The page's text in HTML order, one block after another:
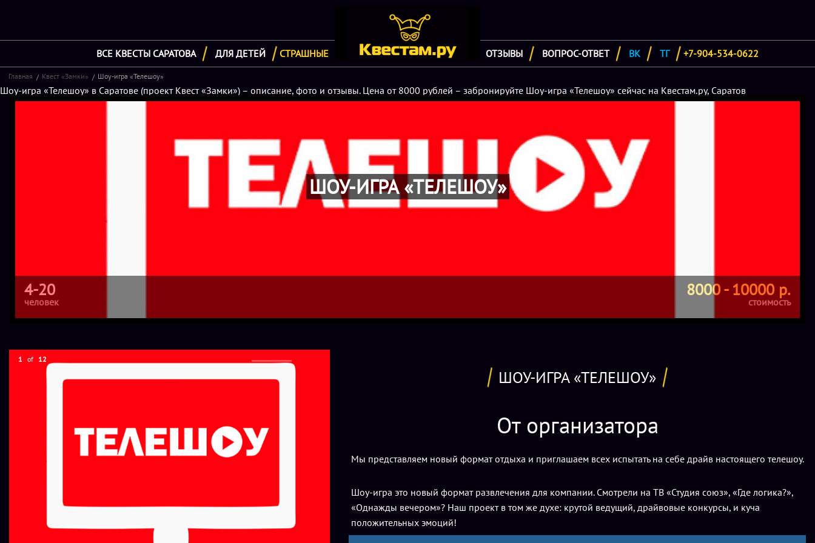
ВСЕ КВЕСТЫ САРАТОВА ДЛЯ ДЕТЕЙ СТРАШНЫЕ ОТЗЫВЫ ВОПРОС-ОТВЕТ ВК ТГ +7-904-534-0622
Главная Квест «Замки» Шоу-игра «Телешоу»
Шоу-игра «Телешоу» в Саратове (проект Квест «Замки») – описание, фото и отзывы. Цена от 8000 рублей – забронируйте Шоу-игра «Телешоу» сейчас на Квестам.ру, Саратов
ШОУ-ИГРА «ТЕЛЕШОУ»
4-20
человек
8000 - 10000 р.
стоимость
1 of 12
ШОУ-ИГРА «ТЕЛЕШОУ»
От организатора
Мы представляем новый формат отдыха и приглашаем всех испытать на себе драйв настоящего телешоу.
Шоу-игра это новый формат развлечения для компании. Смотрели на ТВ «Студия союз», «Где логика?»,
«Однажды вечером»? Наш проект в том же духе: крутой ведущий, драйвовые конкурсы, и куча
положительных эмоций!